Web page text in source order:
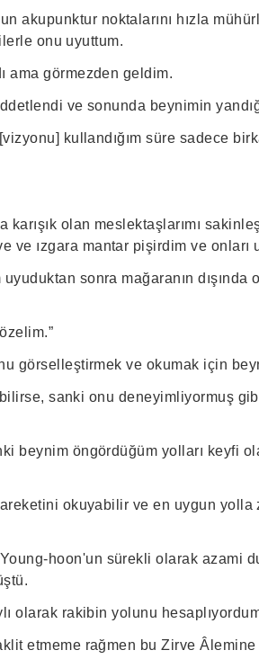
akupunktur noktalarını hızla
onu uyuttum.
ama görmezden geldim.
ve sonunda beynimin
kullandığım süre sadece
olan meslektaşlarımı
ve ızgara mantar pişirdim ve onları
sonra mağaranın
görselleştirmek ve okumak için
sanki onu deneyimliyormuş
beynim öngördüğüm yolları keyfi
okuyabilir ve en uygun yolla
hoon'un sürekli olarak azami
olarak rakibin yolunu
etmeme rağmen bu Zirve